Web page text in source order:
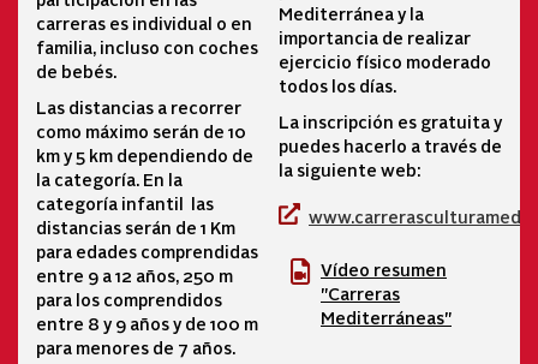
carreras es individual o en
familia, incluso con coches
de bebés.
Las distancias a recorrer
como máximo serán de 10
km y 5 km dependiendo de
la categoría. En la
categoría infantil las
distancias serán de 1 Km
para edades comprendidas
entre 9 a 12 años, 250 m
para los comprendidos
entre 8 y 9 años y de 100 m
para menores de 7 años.
Mediterránea y la
importancia de realizar
ejercicio físico moderado
todos los días.
La inscripción es gratuita y
puedes hacerlo a través de
la siguiente web:
Vídeo resumen
"Carreras
Mediterráneas"